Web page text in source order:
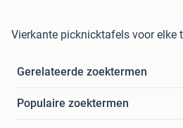
Vierkante picknicktafels voor elke
Gerelateerde zoektermen
Populaire zoektermen